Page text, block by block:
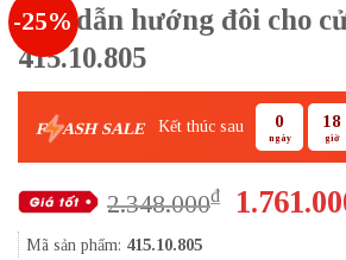
-25%
Ray dẫn hướng đôi cho
415.10.805
F ASH SALE Kết thúc sau 0
ngày
18
giờ
2.348.000₫
Giá
Mã sản phẩm: 415.10.805